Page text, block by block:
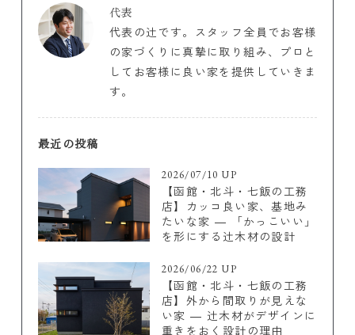
代表
代表の辻です。スタッフ全員でお客様
の家づくりに真摯に取り組み、プロと
してお客様に良い家を提供していきま
す。
最近の投稿
2026/07/10 UP
【函館・北斗・七飯の工務
店】カッコ良い家、基地み
たいな家 ― 「かっこいい」
を形にする辻木材の設計
2026/06/22 UP
【函館・北斗・七飯の工務
店】外から間取りが見えな
い家 ― 辻木材がデザインに
重きをおく設計の理由